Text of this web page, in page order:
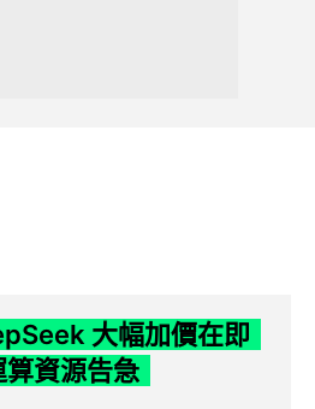
大幅加價在即
資源告急